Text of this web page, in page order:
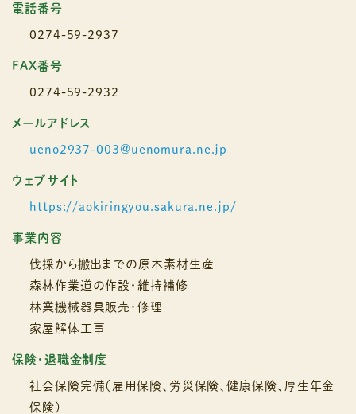
電話番号
0274-59-2937
FAX番号
0274-59-2932
メールアドレス
ueno2937-003@uenomura.ne.jp
ウェブサイト
https://aokiringyou.sakura.ne.jp/
事業内容
伐採から搬出までの原木素材生産
森林作業道の作設・維持補修
林業機械器具販売・修理
家屋解体工事
保険・退職金制度
社会保険完備（雇用保険、労災保険、健康保険、厚生年金
保険）